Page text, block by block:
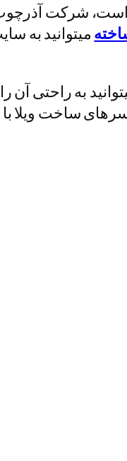
است، شرکت
میتوانید به
به راحتی آن را
ساخت ویلا